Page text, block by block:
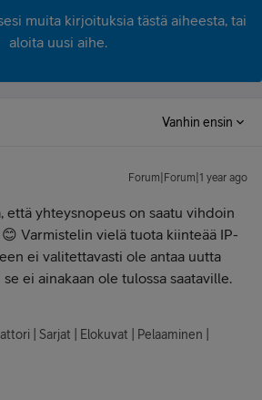
muita kirjoituksia tästä aiheesta, tai
aloita uusi aihe.
Vanhin ensin
Forum|Forum|1 year ago
että yhteysnopeus on saatu vihdoin
Varmistelin vielä tuota kiinteää IP-
ei valitettavasti ole antaa uutta
ei ainakaan ole tulossa saataville.
| Sarjat | Elokuvat | Pelaaminen |